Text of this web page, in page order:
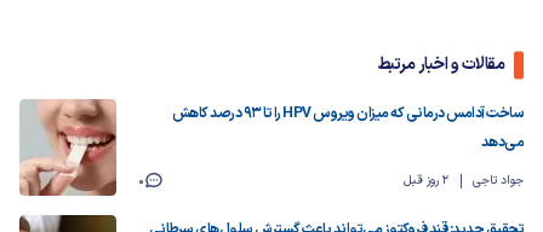
مقالات و اخبار مرتبط
ساخت آدامس درمانی که میزان ویروس HPV را تا ۹۳ درصد کاهش
می‌دهد
جواد تاجی 2 روز قبل 0